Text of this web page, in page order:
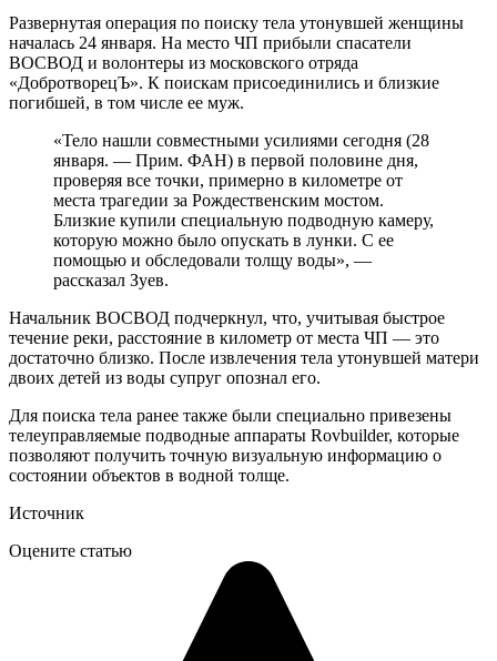
Развернутая операция по поиску тела утонувшей женщины
началась 24 января. На место ЧП прибыли спасатели
ВОСВОД и волонтеры из московского отряда
«ДобротворецЪ». К поискам присоединились и близкие
погибшей, в том числе ее муж.
«Тело нашли совместными усилиями сегодня (28
января. — Прим. ФАН) в первой половине дня,
проверяя все точки, примерно в километре от
места трагедии за Рождественским мостом.
Близкие купили специальную подводную камеру,
которую можно было опускать в лунки. С ее
помощью и обследовали толщу воды», —
рассказал Зуев.
Начальник ВОСВОД подчеркнул, что, учитывая быстрое
течение реки, расстояние в километр от места ЧП — это
достаточно близко. После извлечения тела утонувшей матери
двоих детей из воды супруг опознал его.
Для поиска тела ранее также были специально привезены
телеуправляемые подводные аппараты Rovbuilder, которые
позволяют получить точную визуальную информацию о
состоянии объектов в водной толще.
Источник
Оцените статью